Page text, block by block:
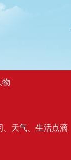
物
、天气、生活点滴